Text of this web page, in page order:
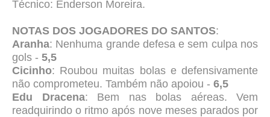
Técnico: Enderson Moreira.
NOTAS DOS JOGADORES DO SANTOS:
Aranha: Nenhuma grande defesa e sem culpa nos
gols - 5,5
Cicinho: Roubou muitas bolas e defensivamente
não comprometeu. Também não apoiou - 6,5
Edu Dracena: Bem nas bolas aéreas. Vem
readquirindo o ritmo após nove meses parados por